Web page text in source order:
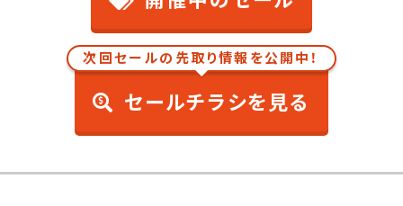
次回セールの先取り情報を公開中！
セールチラシを見る